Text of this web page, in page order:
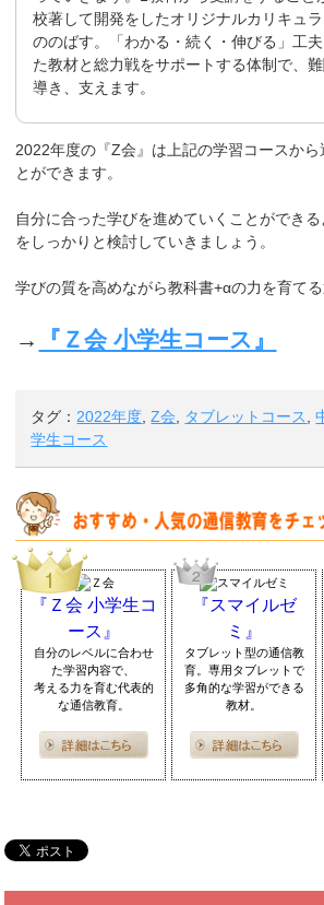
校著して開発をしたオリジナルカリキュ
ののばす。「わかる・続く・伸びる」工
た教材と総力戦をサポートする体制で、
導き、支えます。
2022年度の『Z会』は上記の学習コースから
とができます。
自分に合った学びを進めていくことができ
をしっかりと検討していきましょう。
学びの質を高めながら教科書+αの力を育てる
→ 『Ｚ会 小学生コース』
タグ：2022年度,Z会, タブレットコース,
学生コース
『Ｚ会 小学生コ
ース』
自分のレベルに合わせ
た学習内容で、
考える力を育む代表的
な通信教育。
『スマイルゼ
ミ』
タブレット型の通信教
育。専用タブレットで
多角的な学習ができる
教材。